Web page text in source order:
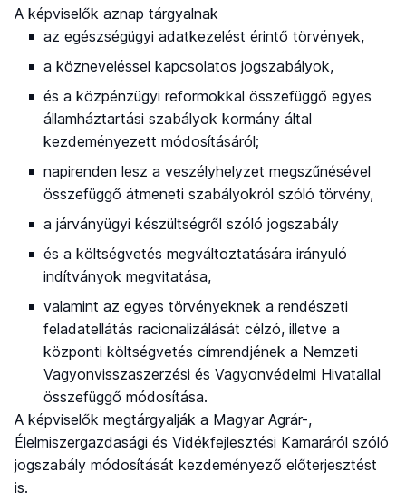
A képviselők aznap tárgyalnak
az egészségügyi adatkezelést érintő törvények,
a közneveléssel kapcsolatos jogszabályok,
és a közpénzügyi reformokkal összefüggő egyes
államháztartási szabályok kormány által
kezdeményezett módosításáról;
napirenden lesz a veszélyhelyzet megszűnésével
összefüggő átmeneti szabályokról szóló törvény,
a járványügyi készültségről szóló jogszabály
és a költségvetés megváltoztatására irányuló
indítványok megvitatása,
valamint az egyes törvényeknek a rendészeti
feladatellátás racionalizálását célzó, illetve a
központi költségvetés címrendjének a Nemzeti
Vagyonvisszaszerzési és Vagyonvédelmi Hivatallal
összefüggő módosítása.
A képviselők megtárgyalják a Magyar Agrár-,
Élelmiszergazdasági és Vidékfejlesztési Kamaráról szóló
jogszabály módosítását kezdeményező előterjesztést
is.